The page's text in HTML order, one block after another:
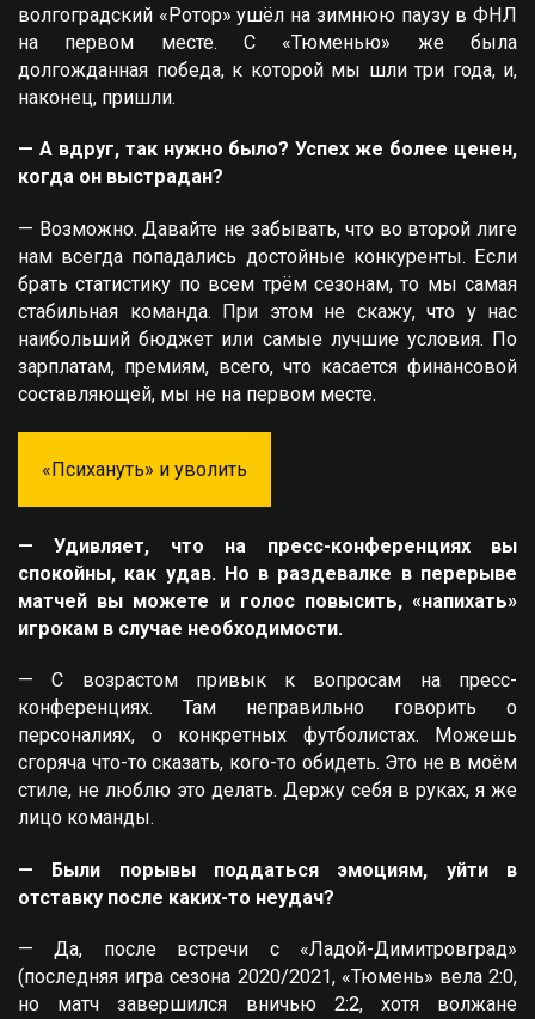
волгоградский «Ротор» ушёл на зимнюю паузу в ФНЛ
на первом месте. С «Тюменью» же была
долгожданная победа, к которой мы шли три года, и,
наконец, пришли.
— А вдруг, так нужно было? Успех же более ценен,
когда он выстрадан?
— Возможно. Давайте не забывать, что во второй лиге
нам всегда попадались достойные конкуренты. Если
брать статистику по всем трём сезонам, то мы самая
стабильная команда. При этом не скажу, что у нас
наибольший бюджет или самые лучшие условия. По
зарплатам, премиям, всего, что касается финансовой
составляющей, мы не на первом месте.
«Психануть» и уволить
— Удивляет, что на пресс-конференциях вы
спокойны, как удав. Но в раздевалке в перерыве
матчей вы можете и голос повысить, «напихать»
игрокам в случае необходимости.
— С возрастом привык к вопросам на пресс-
конференциях. Там неправильно говорить о
персоналиях, о конкретных футболистах. Можешь
сгоряча что-то сказать, кого-то обидеть. Это не в моём
стиле, не люблю это делать. Держу себя в руках, я же
лицо команды.
— Были порывы поддаться эмоциям, уйти в
отставку после каких-то неудач?
— Да, после встречи с «Ладой-Димитровград»
(последняя игра сезона 2020/2021, «Тюмень» вела 2:0,
но матч завершился вничью 2:2, хотя волжане